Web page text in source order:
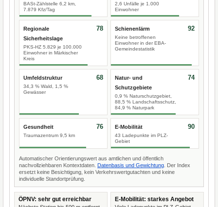
BASt-Zählstelle 6,2 km,
7.879 Kfz/Tag
2,6 Unfälle je 1.000
Einwohner
Regionale
Sicherheitslage
PKS-HZ 5.829 je 100.000
Einwohner in Märkischer
Kreis
78 Schienenlärm
Keine betroffenen
Einwohner in der EBA-
Gemeindestatistik
92
Umfeldstruktur
34,3 % Wald, 1,5 %
Gewässer
68
Natur- und
Schutzgebiete
0,9 % Naturschutzgebiet,
88,5 % Landschaftsschutz,
84,9 % Naturpark
74
Gesundheit
Traumazentrum 9,5 km
76 E-Mobilität
43 Ladepunkte im PLZ-
Gebiet
90
Automatischer Orientierungswert aus amtlichen und öffentlich
nachvollziehbaren Kontextdaten. Datenbasis und Gewichtung . Der Index
ersetzt keine Besichtigung, kein Verkehrswertgutachten und keine
individuelle Standortprüfung.
ÖPNV: sehr gut erreichbar E-Mobilität: starkes Angebot